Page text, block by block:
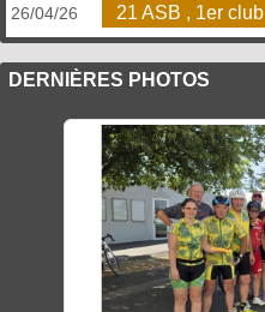
26/04/26 21 ASB , 1er club
DERNIÈRES PHOTOS